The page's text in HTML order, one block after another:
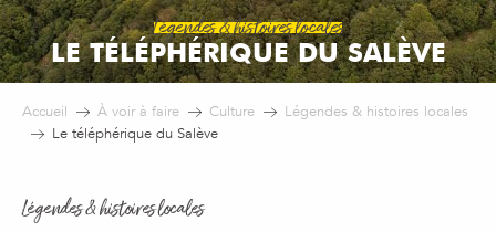
Légendes & histoires locales
LE TÉLÉPHÉRIQUE DU SALÈVE
Accueil À voir à faire Culture
Légendes & histoires locales
Le téléphérique du Salève
Légendes & histoires locales